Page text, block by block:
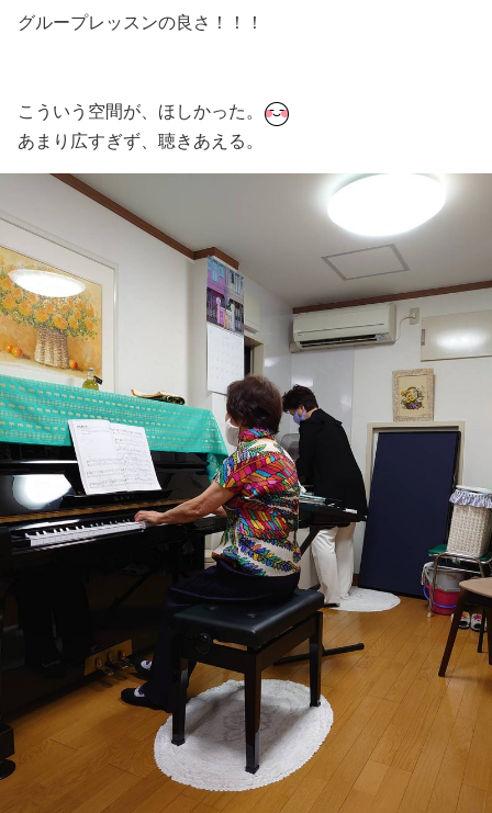
グループレッスンの良さ！！！
こういう空間が、ほしかった。
あまり広すぎず、聴きあえる。